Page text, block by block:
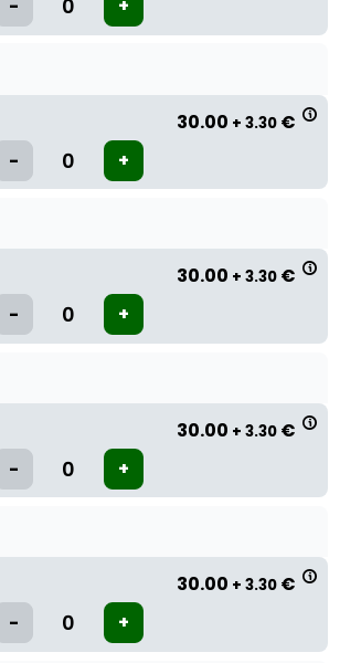
30.00 + 3.30 €
30.00 + 3.30 €
30.00 + 3.30 €
30.00 + 3.30 €